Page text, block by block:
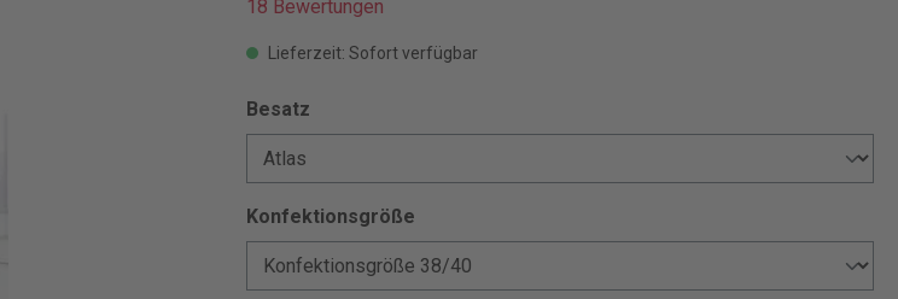
18 Bewertungen
Lieferzeit: Sofort verfügbar
Besatz
Konfektionsgröße